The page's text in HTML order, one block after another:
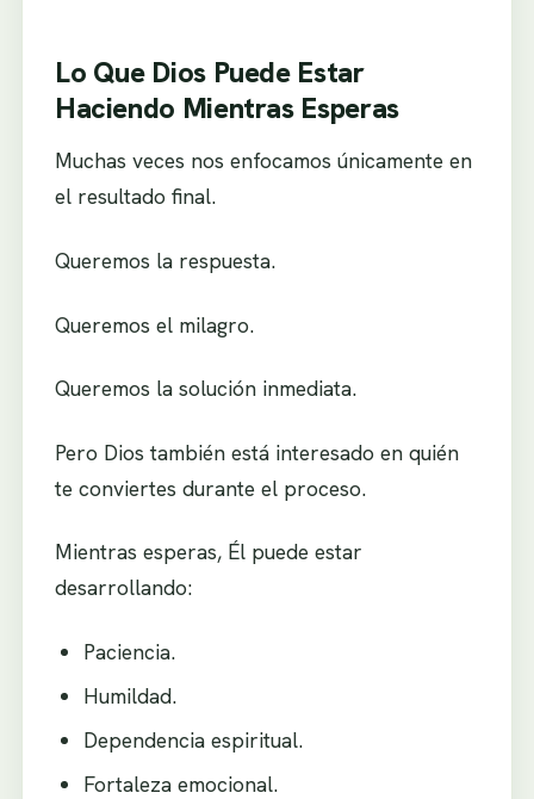
Lo Que Dios Puede Estar
Haciendo Mientras Esperas
Muchas veces nos enfocamos únicamente en
el resultado final.
Queremos la respuesta.
Queremos el milagro.
Queremos la solución inmediata.
Pero Dios también está interesado en quién
te conviertes durante el proceso.
Mientras esperas, Él puede estar
desarrollando:
Paciencia.
Humildad.
Dependencia espiritual.
Fortaleza emocional.